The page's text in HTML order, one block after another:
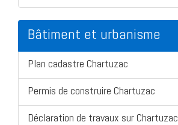
Bâtiment et urbanisme
Plan cadastre Chartuzac
Permis de construire Chartuzac
Déclaration de travaux sur Chartuzac